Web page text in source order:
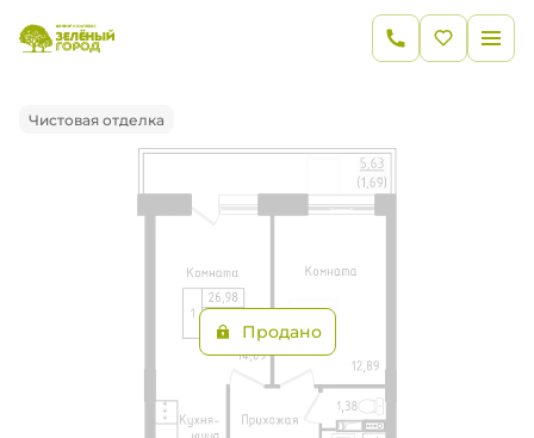
1-комнатная Цена по запросу
Ипотекаот 35 965 руб.
Чистовая отделка
Продано